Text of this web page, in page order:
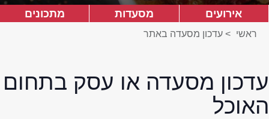
אירועים מסעדות מתכונים
ראשי > עדכון מסעדה באתר
עדכון מסעדה או עסק בתחום
האוכל